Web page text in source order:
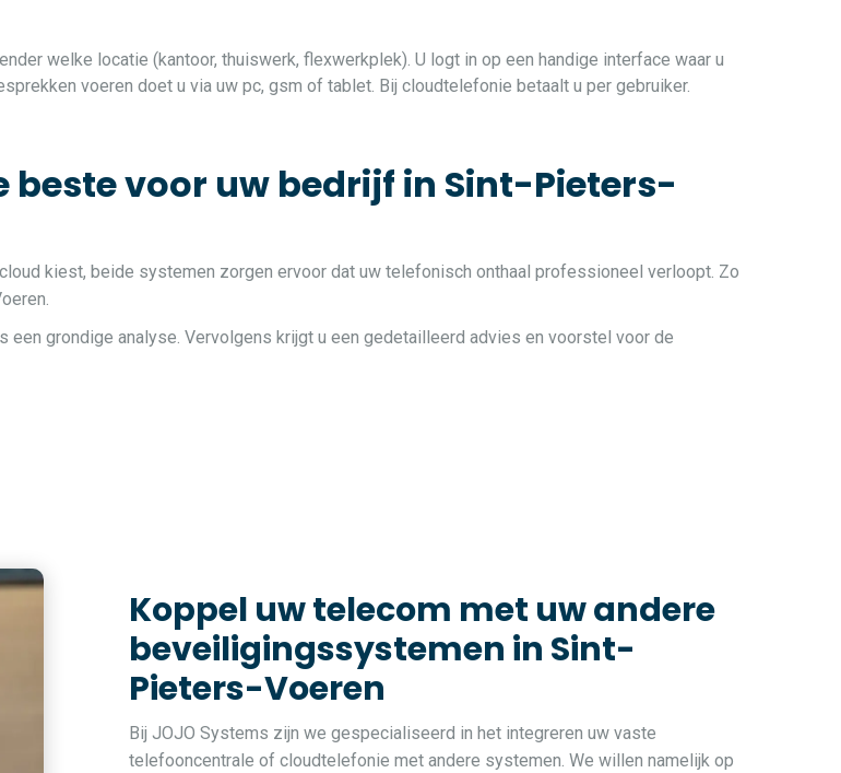
welke locatie (kantoor, thuiswerk, flexwerkplek). U logt in op een handige interface waar u
voeren doet u via uw pc, gsm of tablet. Bij cloudtelefonie betaalt u per gebruiker.
beste voor uw bedrijf in Sint-Pieters-
kiest, beide systemen zorgen ervoor dat uw telefonisch onthaal professioneel verloopt. Zo
grondige analyse. Vervolgens krijgt u een gedetailleerd advies en voorstel voor de
Koppel uw telecom met uw andere
beveiligingssystemen in Sint-
Pieters-Voeren
Bij JOJO Systems zijn we gespecialiseerd in het integreren uw vaste
telefooncentrale of cloudtelefonie met andere systemen. We willen namelijk op